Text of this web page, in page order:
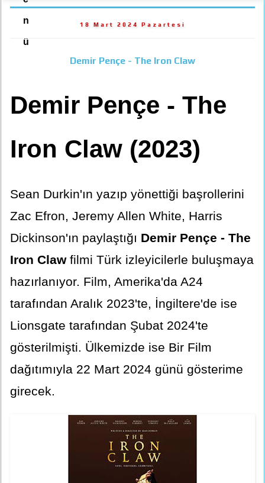
n
ü
18 Mart 2024 Pazartesi
Demir Pençe - The Iron Claw
Demir Pençe - The
Iron Claw (2023)
Sean Durkin'ın yazıp yönettiği başrollerini
Zac Efron, Jeremy Allen White, Harris
Dickinson'ın paylaştığı Demir Pençe - The
Iron Clawfilmi Türk izleyicilerle buluşmaya
hazırlanıyor. Film, Amerika'da A24
tarafından Aralık 2023'te, İngiltere'de ise
Lionsgate tarafından Şubat 2024'te
gösterilmişti. Ülkemizde ise Bir Film
dağıtımıyla 22 Mart 2024 günü gösterime
girecek.